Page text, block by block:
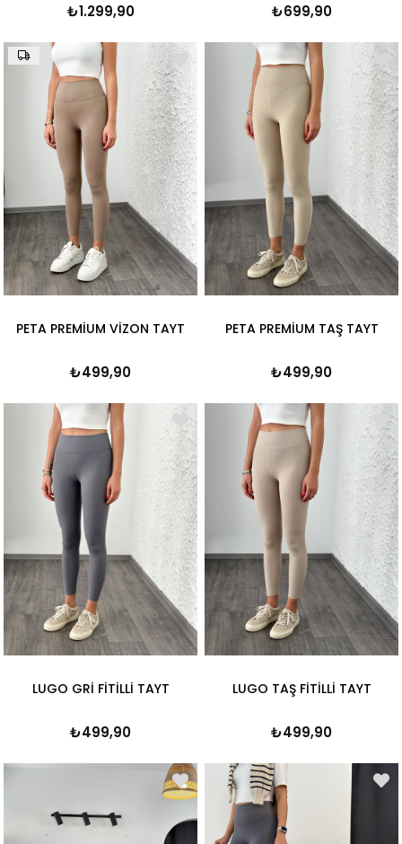
₺1.299,90 ₺699,90
PETA PREMİUM VİZON TAYT
₺499,90
PETA PREMİUM TAŞ TAYT
₺499,90
LUGO GRİ FİTİLLİ TAYT
₺499,90
LUGO TAŞ FİTİLLİ TAYT
₺499,90